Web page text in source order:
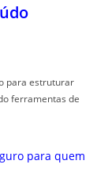
para estruturar
ferramentas de